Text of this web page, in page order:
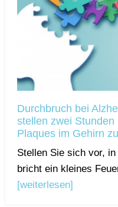
Durchbruch bei
stellen zwei
Plaques im Gehirn
Stellen Sie sich vor,
bricht ein kleines
[weiterlesen]